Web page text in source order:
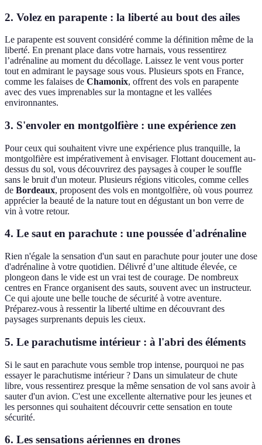
2. Volez en parapente : la liberté au bout des ailes
Le parapente est souvent considéré comme la définition même de la
liberté. En prenant place dans votre harnais, vous ressentirez
l’adrénaline au moment du décollage. Laissez le vent vous porter
tout en admirant le paysage sous vous. Plusieurs spots en France,
comme les falaises de Chamonix, offrent des vols en parapente
avec des vues imprenables sur la montagne et les vallées
environnantes.
3. S'envoler en montgolfière : une expérience zen
Pour ceux qui souhaitent vivre une expérience plus tranquille, la
montgolfière est impérativement à envisager. Flottant doucement au-
dessus du sol, vous découvrirez des paysages à couper le souffle
sans le bruit d'un moteur. Plusieurs régions viticoles, comme celles
de Bordeaux, proposent des vols en montgolfière, où vous pourrez
apprécier la beauté de la nature tout en dégustant un bon verre de
vin à votre retour.
4. Le saut en parachute : une poussée d'adrénaline
Rien n'égale la sensation d'un saut en parachute pour jouter une dose
d'adrénaline à votre quotidien. Délivré d’une altitude élevée, ce
plongeon dans le vide est un vrai test de courage. De nombreux
centres en France organisent des sauts, souvent avec un instructeur.
Ce qui ajoute une belle touche de sécurité à votre aventure.
Préparez-vous à ressentir la liberté ultime en découvrant des
paysages surprenants depuis les cieux.
5. Le parachutisme intérieur : à l'abri des éléments
Si le saut en parachute vous semble trop intense, pourquoi ne pas
essayer le parachutisme intérieur ? Dans un simulateur de chute
libre, vous ressentirez presque la même sensation de vol sans avoir à
sauter d'un avion. C'est une excellente alternative pour les jeunes et
les personnes qui souhaitent découvrir cette sensation en toute
sécurité.
6. Les sensations aériennes en drones